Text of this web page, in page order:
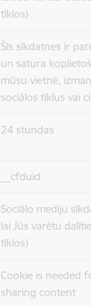
tīklos)
Šīs sīkdatnes ir
un satura
mūsu vietnē,
sociālos tīklus vai
24 stundas
__cfduid
Sociālo mediju
lai Jūs varētu
tīklos)
Cookie is needed
sharing content